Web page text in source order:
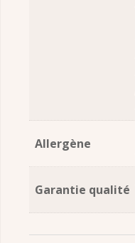
Allergène
Garantie qualité